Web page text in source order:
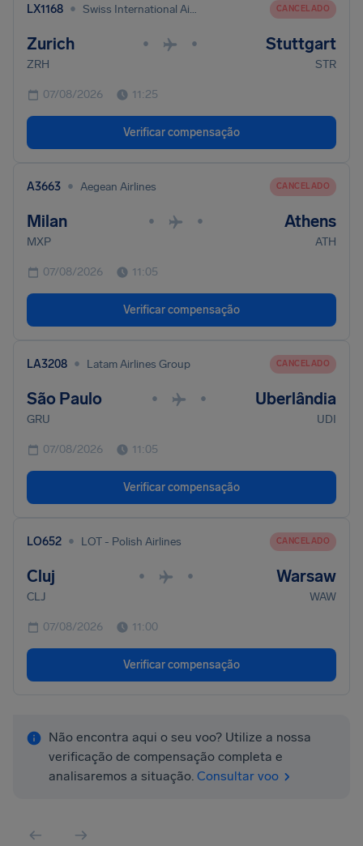
LX1168 • Swiss International Air Lines CANCELADO
Zurich • • Stuttgart
ZRH STR
07/08/2026 11:25
Verificar compensação
A3663 • Aegean Airlines CANCELADO
Milan • • Athens
MXP ATH
07/08/2026 11:05
Verificar compensação
LA3208 • Latam Airlines Group CANCELADO
São Paulo • • Uberlândia
GRU UDI
07/08/2026 11:05
Verificar compensação
LO652 • LOT - Polish Airlines CANCELADO
Cluj • • Warsaw
CLJ WAW
07/08/2026 11:00
Verificar compensação
Não encontra aqui o seu voo? Utilize a nossa
verificação de compensação completa e
analisaremos a situação. Consultar voo